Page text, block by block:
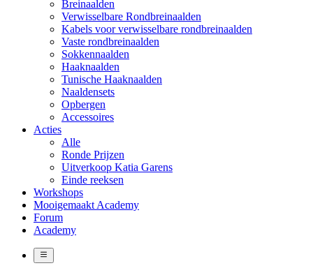
Breinaalden
Verwisselbare Rondbreinaalden
Kabels voor verwisselbare rondbreinaalden
Vaste rondbreinaalden
Sokkennaalden
Haaknaalden
Tunische Haaknaalden
Naaldensets
Opbergen
Accessoires
Acties
Alle
Ronde Prijzen
Uitverkoop Katia Garens
Einde reeksen
Workshops
Mooigemaakt Academy
Forum
Academy